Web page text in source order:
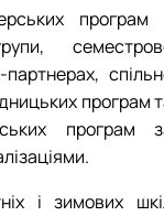
програм
програм
програм
і зимових